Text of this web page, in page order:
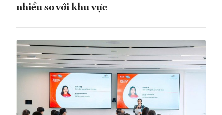
nhiều so với khu vực